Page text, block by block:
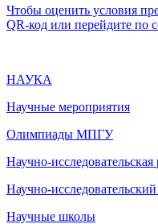
Чтобы оценить условия
QR-код или перейдите по
НАУКА
Научные мероприятия
Олимпиады МПГУ
Научно-исследовательская
Научно-
Научные школы